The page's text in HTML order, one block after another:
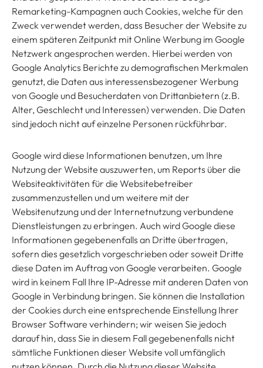
Remarketing-Kampagnen auch Cookies, welche für den
Zweck verwendet werden, dass Besucher der Website zu
einem späteren Zeitpunkt mit Online Werbung im Google
Netzwerk angesprochen werden. Hierbei werden von
Google Analytics Berichte zu demografischen Merkmalen
genutzt, die Daten aus interessensbezogener Werbung
von Google und Besucherdaten von Drittanbietern (z.B.
Alter, Geschlecht und Interessen) verwenden. Die Daten
sind jedoch nicht auf einzelne Personen rückführbar.
Google wird diese Informationen benutzen, um Ihre
Nutzung der Website auszuwerten, um Reports über die
Websiteaktivitäten für die Websitebetreiber
zusammenzustellen und um weitere mit der
Websitenutzung und der Internetnutzung verbundene
Dienstleistungen zu erbringen. Auch wird Google diese
Informationen gegebenenfalls an Dritte übertragen,
sofern dies gesetzlich vorgeschrieben oder soweit Dritte
diese Daten im Auftrag von Google verarbeiten. Google
wird in keinem Fall Ihre IP-Adresse mit anderen Daten von
Google in Verbindung bringen. Sie können die Installation
der Cookies durch eine entsprechende Einstellung Ihrer
Browser Software verhindern; wir weisen Sie jedoch
darauf hin, dass Sie in diesem Fall gegebenenfalls nicht
sämtliche Funktionen dieser Website voll umfänglich